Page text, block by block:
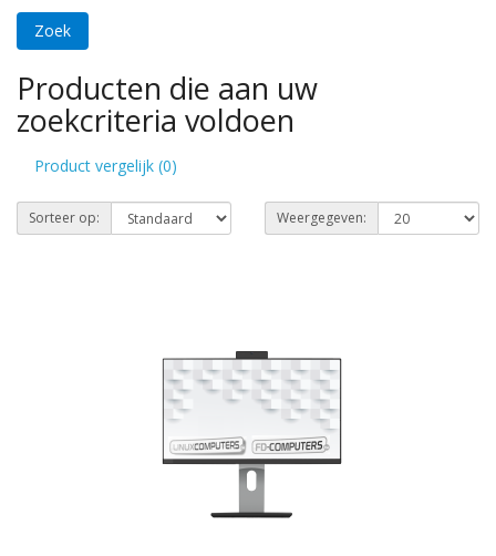
Producten die aan uw
zoekcriteria voldoen
Product vergelijk (0)
Sorteer op: Weergegeven: